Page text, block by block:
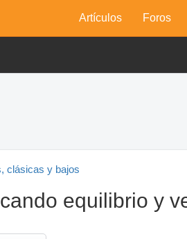
Artículos Foros
clásicas y bajos
equilibrio y